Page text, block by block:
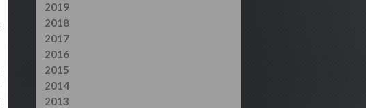
2019
2018
2017
2016
2015
2014
2013